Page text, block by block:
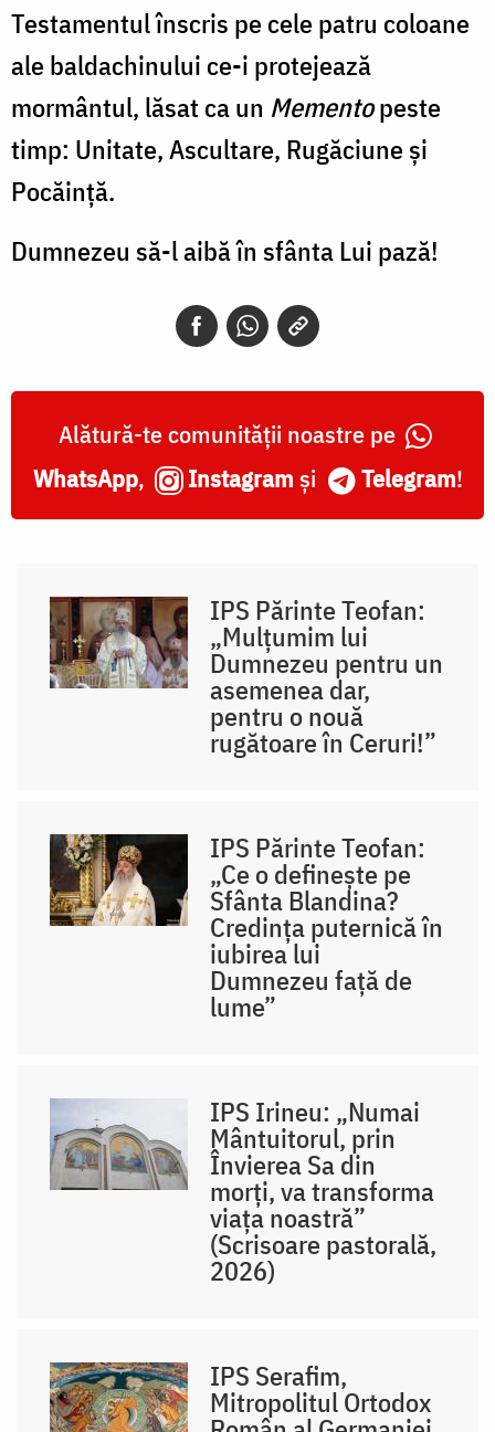
Testamentul înscris pe cele patru coloane
ale baldachinului ce-i protejează
mormântul, lăsat ca un Mementopeste
timp: Unitate, Ascultare, Rugăciune şi
Pocăinţă.
Dumnezeu să-l aibă în sfânta Lui pază!
Alătură-te comunității noastre pe
WhatsApp, Instagram și Telegram!
IPS Părinte Teofan:
„Mulțumim lui
Dumnezeu pentru un
asemenea dar,
pentru o nouă
rugătoare în Ceruri!”
IPS Părinte Teofan:
„Ce o definește pe
Sfânta Blandina?
Credința puternică în
iubirea lui
Dumnezeu față de
lume”
IPS Irineu: „Numai
Mântuitorul, prin
Învierea Sa din
morți, va transforma
viața noastră”
(Scrisoare pastorală,
2026)
IPS Serafim,
Mitropolitul Ortodox